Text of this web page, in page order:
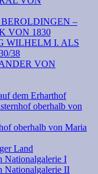
–
VON 1830
WILHELM I. ALS
38
VON
dem Erharthof
oberhalb von
oberhalb von Maria
Land
Nationalgalerie I
Nationalgalerie II